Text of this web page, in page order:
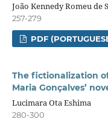
João Kennedy Romeu de
257-279
PDF
The fictionalization
Maria Gonçalves’
Lucimara Ota Eshima
280-300